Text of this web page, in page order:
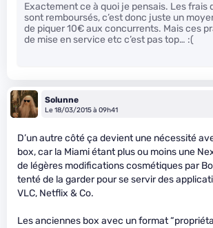
Exactement ce à quoi je pensais. Les frais
sont remboursés, c’est donc juste un
de piquer 10€ aux concurrents. Mais ces
de mise en service etc c’est pas top… :(
Solunne
Le 18/03/2015 à 09h41
D’un autre côté ça devient une nécessité
box, car la Miami étant plus ou moins une
de légères modifications cosmétiques par
tenté de la garder pour se servir des
VLC, Netflix & Co.
Les anciennes box avec un format